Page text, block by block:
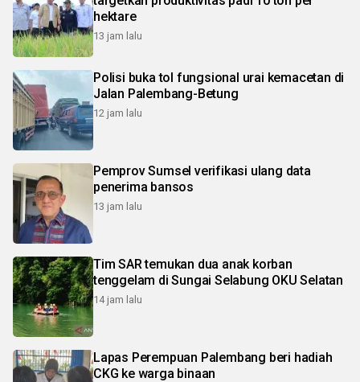
hektare
13 jam lalu
Polisi buka tol fungsional urai kemacetan di
Jalan Palembang-Betung
12 jam lalu
Pemprov Sumsel verifikasi ulang data
penerima bansos
13 jam lalu
Tim SAR temukan dua anak korban
tenggelam di Sungai Selabung OKU Selatan
14 jam lalu
Lapas Perempuan Palembang beri hadiah
CKG ke warga binaan